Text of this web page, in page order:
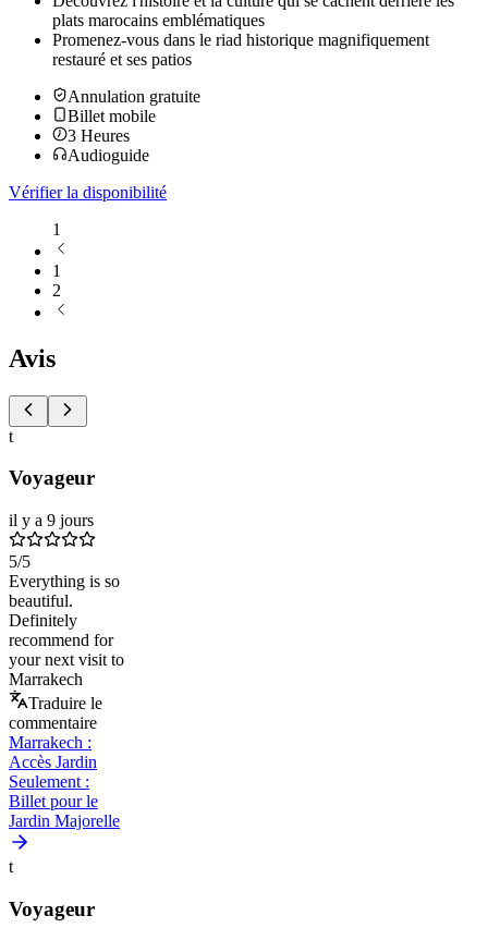
plats marocains emblématiques
Promenez-vous dans le riad historique magnifiquement
restauré et ses patios
Annulation gratuite
Billet mobile
3 Heures
Audioguide
Vérifier la disponibilité
1
1
2
Avis
t
Voyageur
il y a 9 jours
5/5
Everything is so
beautiful.
Definitely
recommend for
your next visit to
Marrakech
Traduire le
commentaire
Marrakech :
Accès Jardin
Seulement :
Billet pour le
Jardin Majorelle
t
Voyageur